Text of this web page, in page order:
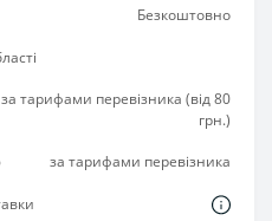
Безкоштовно
за тарифами перевізника (від 80
грн.)
за тарифами перевізника